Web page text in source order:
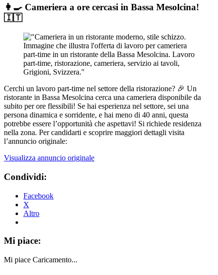
👩‍🍳 Cameriera a ore cercasi in Bassa Mesolcina!
🇮🇹
Cerchi un lavoro part-time nel settore della ristorazione? 🎉 Un
ristorante in Bassa Mesolcina cerca una cameriera disponibile da
subito per ore flessibili! Se hai esperienza nel settore, sei una
persona dinamica e sorridente, e hai meno di 40 anni, questa
potrebbe essere l’opportunità che aspettavi! Si richiede residenza
nella zona. Per candidarti e scoprire maggiori dettagli visita
l’annuncio originale:
Visualizza annuncio originale
Condividi:
Facebook
X
Altro
Mi piace:
Mi piace Caricamento...